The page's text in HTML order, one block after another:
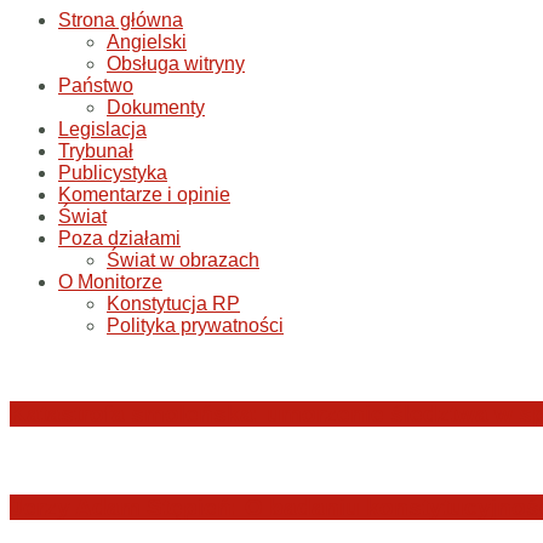
Strona główna
Angielski
Obsługa witryny
Państwo
Dokumenty
Legislacja
Trybunał
Publicystyka
Komentarze i opinie
Świat
Poza działami
Świat w obrazach
O Monitorze
Konstytucja RP
Polityka prywatności